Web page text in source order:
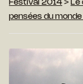
Festival 2014 > Le
pensées du